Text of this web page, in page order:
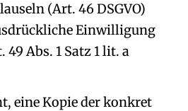
(Art. 46 DSGVO)
Einwilligung
Abs. 1 Satz 1 lit. a
eine Kopie der konkret